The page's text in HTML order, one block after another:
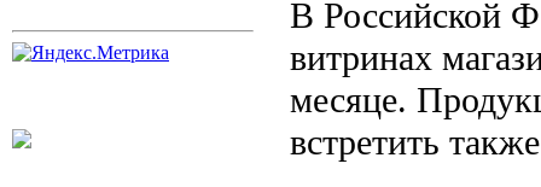
В Российской
витринах
месяце.
встретить